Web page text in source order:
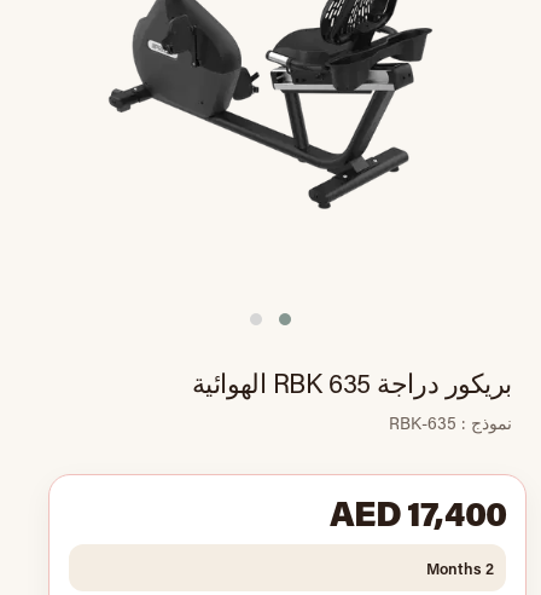
بريكور دراجة RBK 635 الهوائية
نموذج : RBK-635
AED 17,400
2 Months